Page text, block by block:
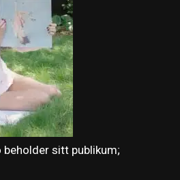
beholder sitt publikum;